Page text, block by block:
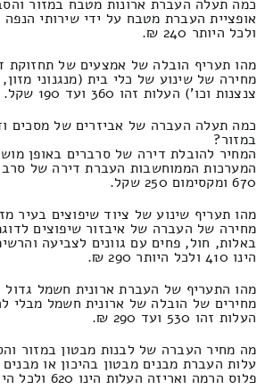
כמה תעלה העברת ארונות מטבח במזור
ולכל היותר 240 ₪.
מהו תעריף הובלה של אמצעים של תחזוקת
מחירה של שינוע של כלי בית (מנגנוני מזון,
צנצנות וכו') העלות זהו 360 ועד 190 שקל.
כמה תעלה העברה של אביזרים של מסכים
במזור?
המחיר להובלת דירה של סרברים באופן
המערכות הממוחשבות העברת דירה של
670 ומקסימום 250 שקל.
מהו תעריף שינוע של ציוד שיפוצים בעיר
מחירה של העברה של איבזור שיפוצים
באלות, חול, פחים עם גוונים לצביעה
הינו 410 ולכל היותר 290 ₪.
מהו התעריף של העברת ארונית חשמל
מחירים של הובלה של ארונית חשמל מבלי
העלות זהו 530 ועד 290 ₪.
מה מחיר העברה של לבנות מבטון במזור
עלות העברת מבנים מבטון בהיכון או
פלוס הרמה ואריזה העלות הינו 620 ולכל היותר 230 ₪.